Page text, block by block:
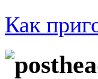
Как